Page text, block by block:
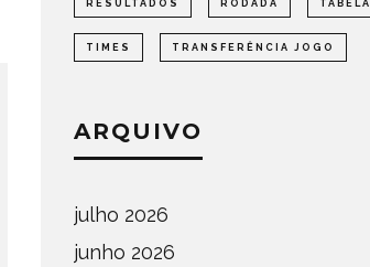
RESULTADOS RODADA TABELA
TIMES TRANSFERÊNCIA JOGO
ARQUIVO
julho 2026
junho 2026